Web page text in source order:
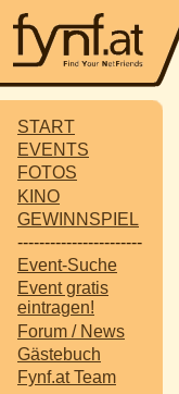
START
EVENTS
FOTOS
KINO
GEWINNSPIEL
-----------------------
Event-Suche
Event gratis
eintragen!
Forum / News
Gästebuch
Fynf.at Team